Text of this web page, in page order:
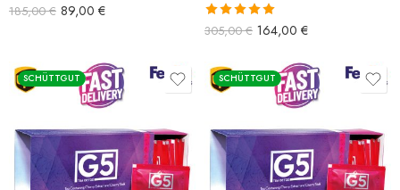
185,00€ 89,00 €
Bewertet mit
305,00€ 164,00 €
SCHÜTTGUT SCHÜTTGUT